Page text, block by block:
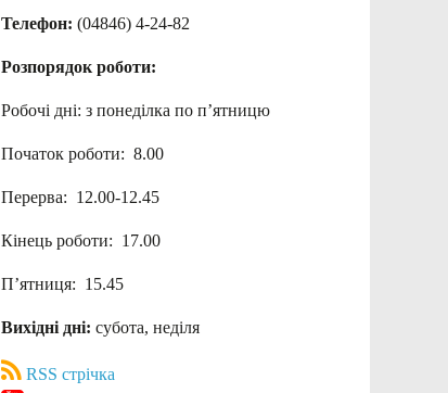
Телефон: (04846) 4-24-82
Розпорядок роботи:
Робочі дні: з понеділка по п’ятницю
Початок роботи: 8.00
Перерва: 12.00-12.45
Кінець роботи: 17.00
П’ятниця: 15.45
Вихідні дні: субота, неділя
RSS стрічка